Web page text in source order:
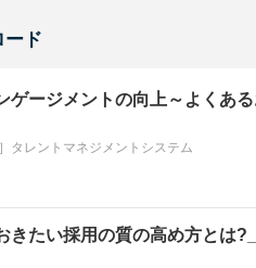
ード
ゲージメントの向上～よくあ
タレントマネジメントシステム
きたい採用の質の高め方とは